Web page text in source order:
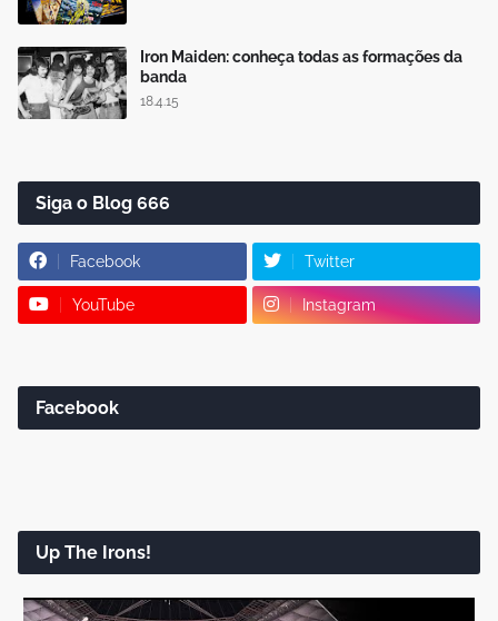
Iron Maiden: conheça todas as formações da
banda
18.4.15
Siga o Blog 666
Facebook Twitter
YouTube Instagram
Facebook
Up The Irons!